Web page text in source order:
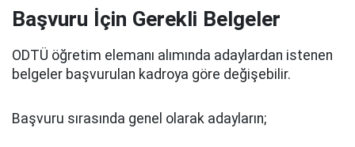
Başvuru İçin Gerekli Belgeler
ODTÜ öğretim elemanı alımında adaylardan istenen
belgeler başvurulan kadroya göre değişebilir.
Başvuru sırasında genel olarak adayların;